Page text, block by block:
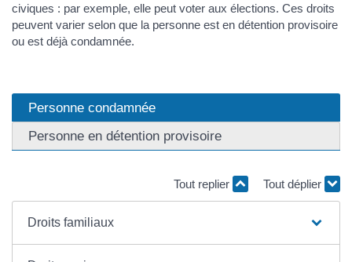
civiques : par exemple, elle peut voter aux élections. Ces droits
peuvent varier selon que la personne est en détention provisoire
ou est déjà condamnée.
Personne condamnée
Personne en détention provisoire
Tout replier Tout déplier
Droits familiaux